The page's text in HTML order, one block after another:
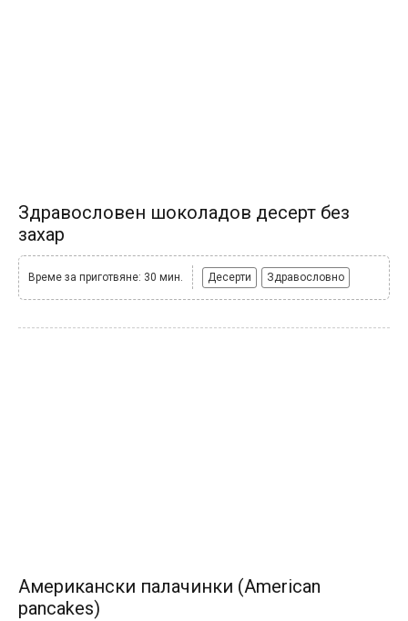
Здравословен шоколадов десерт без
захар
Време за приготвяне: 30 мин. Десерти Здравословно
Американски палачинки (American
pancakes)